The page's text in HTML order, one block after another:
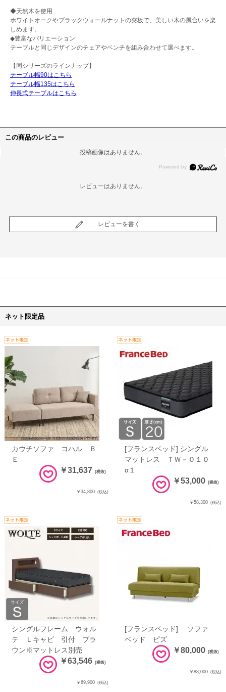
◆天然木を使用
ホワイトオークやブラックウォールナットの突板で、美しい木の風合いを楽
しめます。
◆豊富なバリエーション
テーブルと同じデザインのチェアやベンチを組み合わせて選べます。
【同シリーズのラインナップ】
テーブル幅90はこちら
テーブル幅135はこちら
伸長式テーブルはこちら
この商品のレビュー
投稿画像はありません。
レビューはありません。
レビューを書く
ネット限定品
カウチソファ コハル Ｂ
Ｅ
￥31,637 (税抜)
￥34,800 (税込)
[フランスベッド] シングル
マットレス ＴＷ－０１０
α１
￥53,000 (税抜)
￥58,300 (税込)
シングルフレーム ウォル
テ Ｌキャビ 引付 ブラ
ウン※マットレス別売
￥63,546 (税抜)
￥69,900 (税込)
[フランスベッド] ソファ
ベッド ピズ
￥80,000 (税抜)
￥88,000 (税込)